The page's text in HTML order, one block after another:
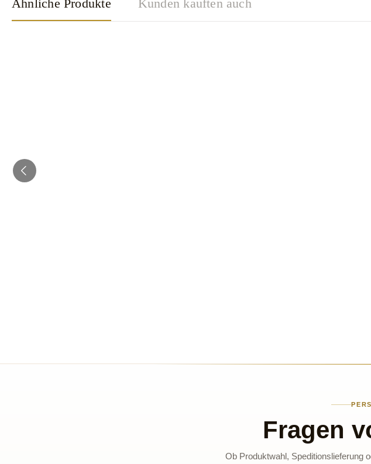
Ähnliche Produkte Kunden kauften auch
Fragen
Ob Produktwahl, Speditionslieferung